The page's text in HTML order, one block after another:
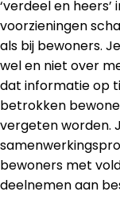
‘verdeel en
voorzieningen
als bij bewoners.
wel en niet over
dat informatie op
betrokken
vergeten worden.
bewoners met
deelnemen aan